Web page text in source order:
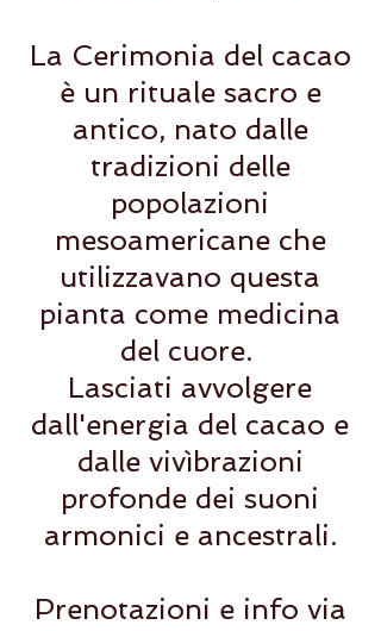
La Cerimonia del cacao
è un rituale sacro e
antico, nato dalle
tradizioni delle
popolazioni
mesoamericane che
utilizzavano questa
pianta come medicina
del cuore.
Lasciati avvolgere
dall'energia del cacao e
dalle vivìbrazioni
profonde dei suoni
armonici e ancestrali.
Prenotazioni e info via